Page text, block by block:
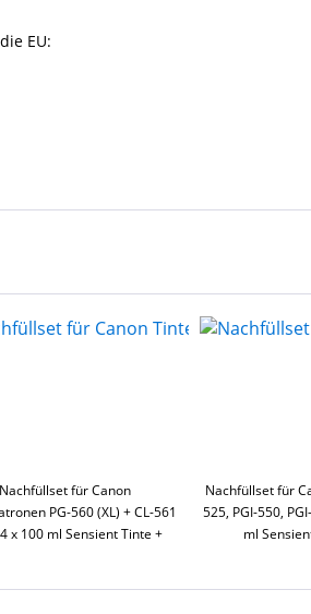
EU:
Nachfüllset für Canon
PG-560 (XL) + CL-561
x 100 ml Sensient Tinte +
Nachfüllset für
525, PGI-550,
ml